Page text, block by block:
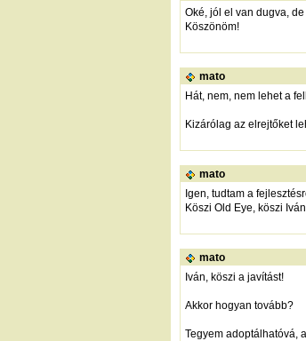
Oké, jól el van dugva, de
Köszönöm!
mato
Hát, nem, nem lehet a
Kizárólag az elrejtőket
mato
Igen, tudtam a
Köszi Old Eye, köszi
mato
Iván, köszi a javítást!
Akkor hogyan tovább?
Tegyem adoptálhatóvá,